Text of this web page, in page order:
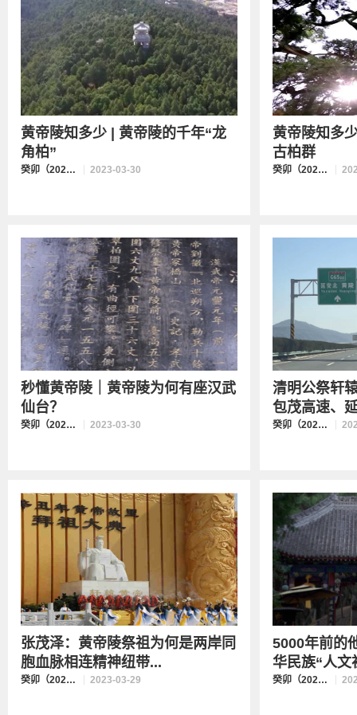
黄帝陵知多少 | 黄帝陵的千年“龙
角柏”
癸卯（2023）年清明公祭轩辕黄帝 2023-03-30
黄帝陵知多
古柏群
癸卯（2023）年清明公祭轩辕黄帝
秒懂黄帝陵｜黄帝陵为何有座汉武
仙台？
癸卯（2023）年清明公祭轩辕黄帝 2023-03-30
清明公祭轩
包茂高速、
癸卯（2023）年清明公祭轩辕黄帝
张茂泽：黄帝陵祭祖为何是两岸同
胞血脉相连精神纽带...
癸卯（2023）年清明公祭轩辕黄帝 2023-03-29
5000年前的
华民族“人文
癸卯（2023）年清明公祭轩辕黄帝